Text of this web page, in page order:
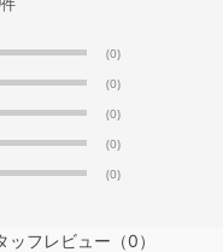
(0)
(0)
(0)
(0)
(0)
ッフレビュー （0）